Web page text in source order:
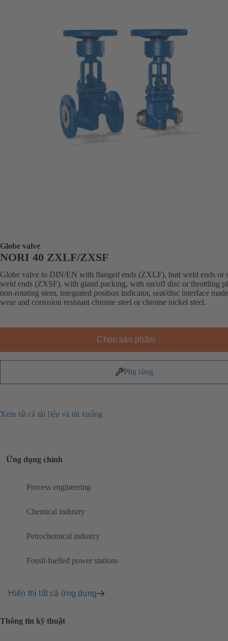
Globe valve
NORI 40 ZXLF/ZXSF
Globe valve to DIN/EN with flanged ends (ZXLF), butt weld ends or
weld ends (ZXSF), with gland packing, with on/off disc or throttling
non-rotating stem, integrated position indicator, seat/disc interface
wear and corrosion resistant chrome steel or chrome nickel steel.
Chọn sản phẩm
Phụ tùng
Xem tất cả tài liệu và tải xuống
Ứng dụng chính
Process engineering
Chemical industry
Petrochemical industry
Fossil-fuelled power stations
Hiển thị tất cả ứng dụng
Thông tin kỹ thuật